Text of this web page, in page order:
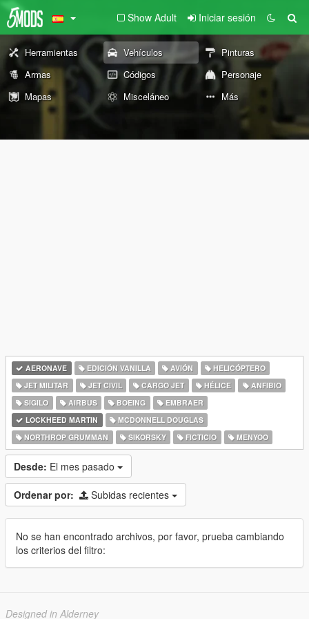
Show Adult Iniciar sesión
Herramientas Vehículos
Pinturas
Armas
Códigos
Personaje
Mapas
Misceláneo Más
AERONAVE EDICIÓN VANILLA AVIÓN
HELICÓPTERO
JET MILITAR
JET CIVIL CARGO JET HÉLICE
ANFIBIO
SIGILO
AIRBUS BOEING
EMBRAER
LOCKHEED MARTIN
MCDONNELL DOUGLAS
NORTHROP GRUMMAN
SIKORSKY FICTICIO MENYOO
Desde: El mes pasado
Ordenar por: Subidas recientes
No se han encontrado archivos, por favor, prueba cambiando
los criterios del filtro:
Designed in Alderney